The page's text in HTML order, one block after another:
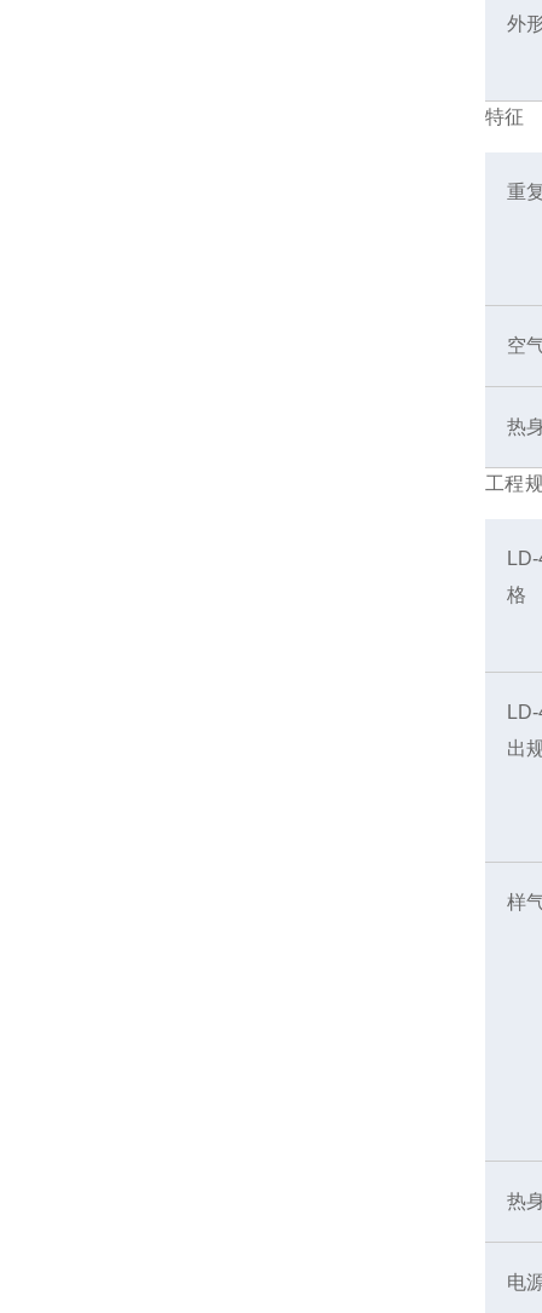
外
特征
重
空
热
工程
格
出
样
热
电